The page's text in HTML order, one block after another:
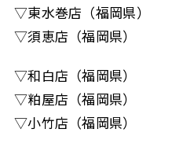
▽東水巻店（福岡県）
▽須恵店（福岡県）
▽和白店（福岡県）
▽粕屋店（福岡県）
▽小竹店（福岡県）